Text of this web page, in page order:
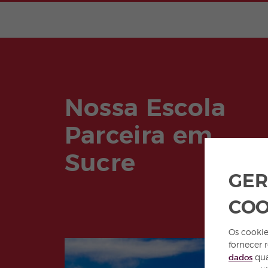
Nossa Escola
Parceira em
Sucre
Os
fornecer
dados